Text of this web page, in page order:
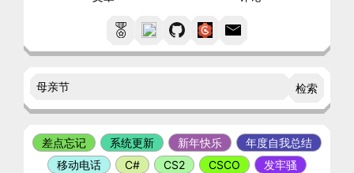
检索
差点忘记 系统更新 新年快乐
年度自我总结
移动电话
C# CS2 CSCO
发牢骚